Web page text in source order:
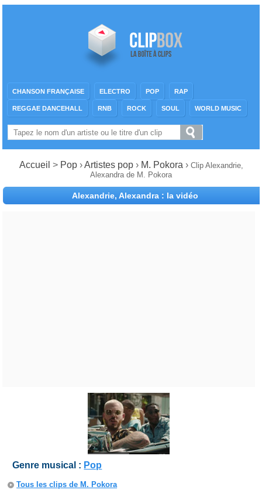
CHANSON FRANÇAISE ELECTRO POP RAP
REGGAE DANCEHALL RNB ROCK SOUL WORLD MUSIC
Accueil > Pop ›Artistes pop› M. Pokora › Clip Alexandrie,
Alexandra de M. Pokora
Alexandrie, Alexandra : la vidéo
Genre musical : Pop
Tous les clips de M. Pokora